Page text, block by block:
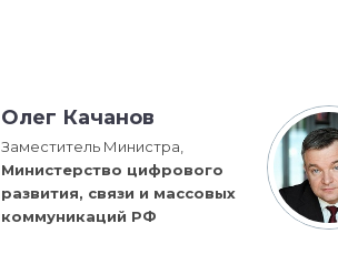
Олег Качанов
Заместитель Министра,
Министерство цифрового
развития, связи и массовых
коммуникаций РФ